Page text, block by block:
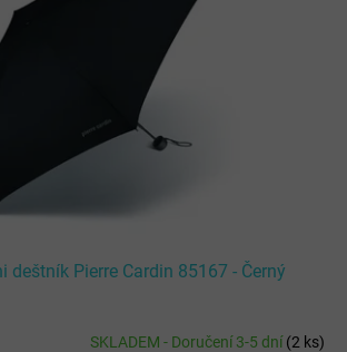
deštník Pierre Cardin 85167 - Černý
SKLADEM - Doručení 3-5 dní(2 ks)